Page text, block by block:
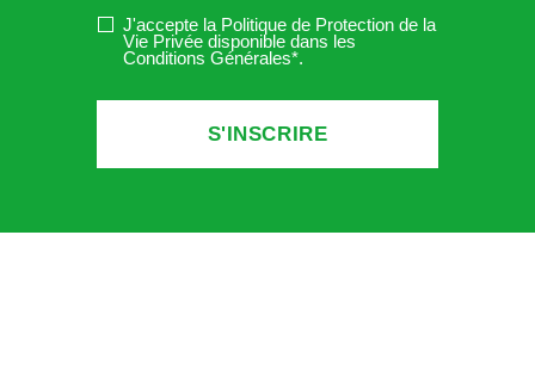
J'accepte la Politique de Protection de la
Vie Privée disponible dans les
Conditions Générales*.